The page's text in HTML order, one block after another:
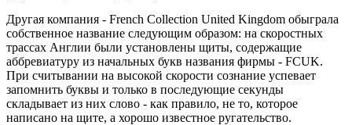
Другая компания - French Collection United Kingdom обыграла
собственное название следующим образом: на скоростных
трассах Англии были установлены щиты, содержащие
аббревиатуру из начальных букв названия фирмы - FCUK.
При считывании на высокой скорости сознание успевает
запомнить буквы и только в последующие секунды
складывает из них слово - как правило, не то, которое
написано на щите, а хорошо известное ругательство.